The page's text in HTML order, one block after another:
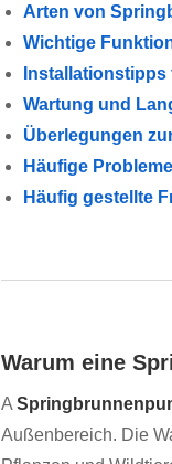
Arten von
Wichtige
Wartung und
Überlegungen
Häufige
Häufig gestellte
Warum eine
A
Außenbereich. Die